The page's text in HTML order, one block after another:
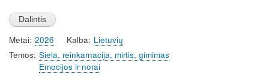
Metai 2026 Kalba Lietuvių
Temos Siela, reinkarnacija, mirtis, gimimas
Emocijos ir norai